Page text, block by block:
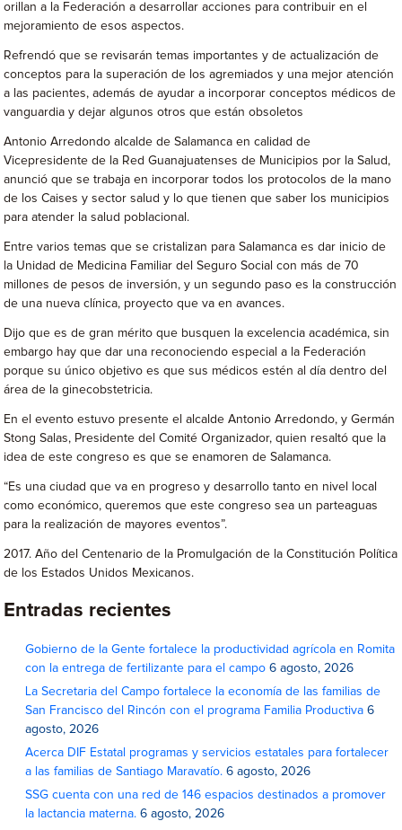
orillan a la Federación a desarrollar acciones para contribuir en el
mejoramiento de esos aspectos.
Refrendó que se revisarán temas importantes y de actualización de
conceptos para la superación de los agremiados y una mejor atención
a las pacientes, además de ayudar a incorporar conceptos médicos de
vanguardia y dejar algunos otros que están obsoletos
Antonio Arredondo alcalde de Salamanca en calidad de
Vicepresidente de la Red Guanajuatenses de Municipios por la Salud,
anunció que se trabaja en incorporar todos los protocolos de la mano
de los Caises y sector salud y lo que tienen que saber los municipios
para atender la salud poblacional.
Entre varios temas que se cristalizan para Salamanca es dar inicio de
la Unidad de Medicina Familiar del Seguro Social con más de 70
millones de pesos de inversión, y un segundo paso es la construcción
de una nueva clínica, proyecto que va en avances.
Dijo que es de gran mérito que busquen la excelencia académica, sin
embargo hay que dar una reconociendo especial a la Federación
porque su único objetivo es que sus médicos estén al día dentro del
área de la ginecobstetricia.
En el evento estuvo presente el alcalde Antonio Arredondo, y Germán
Stong Salas, Presidente del Comité Organizador, quien resaltó que la
idea de este congreso es que se enamoren de Salamanca.
“Es una ciudad que va en progreso y desarrollo tanto en nivel local
como económico, queremos que este congreso sea un parteaguas
para la realización de mayores eventos”.
2017. Año del Centenario de la Promulgación de la Constitución Política
de los Estados Unidos Mexicanos.
Entradas recientes
Gobierno de la Gente fortalece la productividad agrícola en Romita
con la entrega de fertilizante para el campo 6 agosto, 2026
La Secretaria del Campo fortalece la economía de las familias de
San Francisco del Rincón con el programa Familia Productiva 6
agosto, 2026
Acerca DIF Estatal programas y servicios estatales para fortalecer
a las familias de Santiago Maravatío. 6 agosto, 2026
SSG cuenta con una red de 146 espacios destinados a promover
la lactancia materna. 6 agosto, 2026